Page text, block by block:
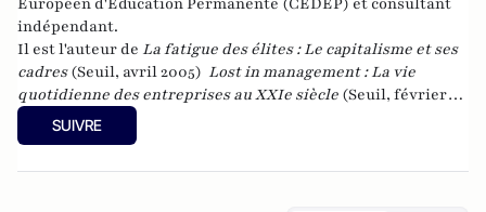
indépendant.
Il est l'auteur de La fatigue des élites : Le capitalisme et ses
cadres(Seuil, avril 2005) Lost in management : La vie
quotidienne des entreprises au XXIe siècle (Seuil, février
2011) etSociologie du changement - Pourquoi et comment
changer les organisations
SUIVRE